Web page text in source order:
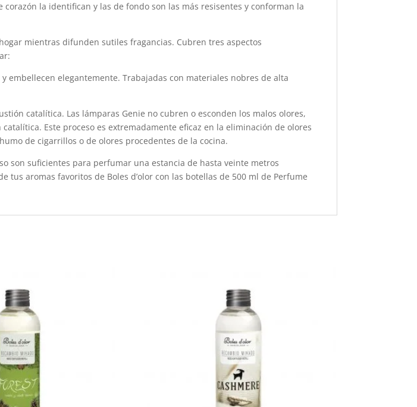
la identifican y las de fondo son las más resisentes y conforman la
mientras difunden sutiles fragancias. Cubren tres aspectos
embellecen elegantemente. Trabajadas con materiales nobres de alta
catalítica. Las lámparas Genie no cubren o esconden los malos olores,
Este proceso es extremadamente eficaz en la eliminación de olores
de cigarrillos o de olores procedentes de la cocina.
son suficientes para perfumar una estancia de hasta veinte metros
aromas favoritos de Boles d’olor con las botellas de 500 ml de Perfume